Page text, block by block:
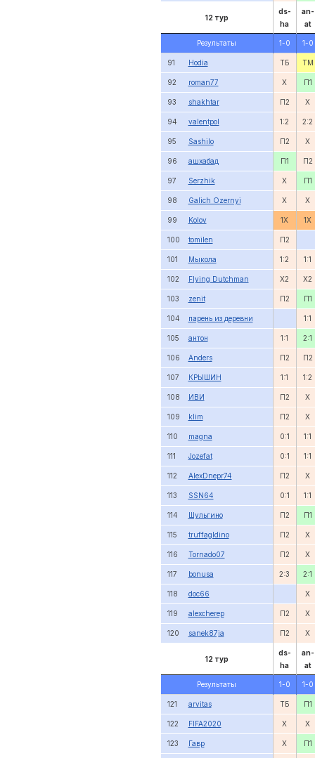
12 тур
ds-
ha
an-
at
Результаты 1-0 1-0
91 Hodia ТБ TM
92 roman77 X П1
93 shakhtar П2 X
94 valentpol 1:2 2:2
95 Sashilo П2 X
96 ашхабад П1 П2
97 Serzhik X П1
98 Galich Ozernyi X X
99 Kolov 1X 1X
100 tomilen П2
101 Мыкола 1:2 1:1
102 Flying Dutchman X2 X2
103 zenit П2 П1
104 парень из деревни 1:1
105 антон 1:1 2:1
106 Anders П2 П2
107 КРЫШИН 1:1 1:2
108 ИВИ П2 X
109 klim П2 X
110 magna 0:1 1:1
111 Jozefat 0:1 1:1
112 AlexDnepr74 П2 X
113 SSN64 0:1 1:1
114 Шульгино П2 П1
115 truffagldino П2 X
116 Tornado07 П2 X
117 bonusa 2:3 2:1
118 doc66 X
119 alexcherep П2 X
120 sanek87ja П2 X
12 тур
ds-
ha
an-
at
Результаты 1-0 1-0
121 arvitas ТБ П1
122 FIFA2020 X X
123 Гавр X П1